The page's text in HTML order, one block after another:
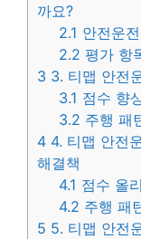
까요?
2.1 안전운
2.2 평가 항
3 3. 티맵 안전
3.1 점수 향
3.2 주행 패
4 4. 티맵 안전
해결책
4.1 점수 올
4.2 주행 패
5 5. 티맵 안전